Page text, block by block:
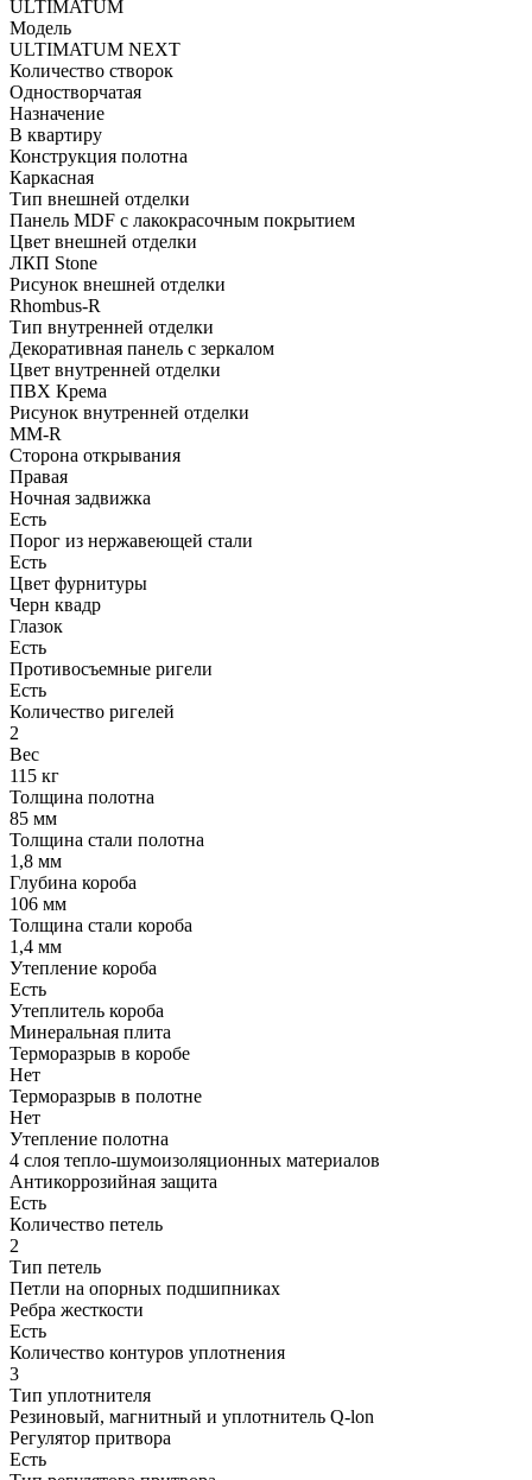
ULTIMATUM
Модель
ULTIMATUM NEXT
Количество створок
Одностворчатая
Назначение
В квартиру
Конструкция полотна
Каркасная
Тип внешней отделки
Панель MDF с лакокрасочным покрытием
Цвет внешней отделки
ЛКП Stone
Рисунок внешней отделки
Rhombus-R
Тип внутренней отделки
Декоративная панель с зеркалом
Цвет внутренней отделки
ПВХ Крема
Рисунок внутренней отделки
MM-R
Сторона открывания
Правая
Ночная задвижка
Есть
Порог из нержавеющей стали
Есть
Цвет фурнитуры
Черн квадр
Глазок
Есть
Противосъемные ригели
Есть
Количество ригелей
2
Вес
115 кг
Толщина полотна
85 мм
Толщина стали полотна
1,8 мм
Глубина короба
106 мм
Толщина стали короба
1,4 мм
Утепление короба
Есть
Утеплитель короба
Минеральная плита
Терморазрыв в коробе
Нет
Терморазрыв в полотне
Нет
Утепление полотна
4 слоя тепло-шумоизоляционных материалов
Антикоррозийная защита
Есть
Количество петель
2
Тип петель
Петли на опорных подшипниках
Ребра жесткости
Есть
Количество контуров уплотнения
3
Тип уплотнителя
Резиновый, магнитный и уплотнитель Q-lon
Регулятор притвора
Есть